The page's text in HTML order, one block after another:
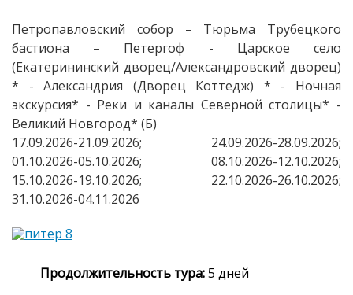
Петропавловский собор – Тюрьма Трубецкого
бастиона – Петергоф - Царское село
(Екатерининский дворец/Александровский дворец)
* - Александрия (Дворец Коттедж) * - Ночная
экскурсия* - Реки и каналы Северной столицы* -
Великий Новгород* (Б)
17.09.2026-21.09.2026; 24.09.2026-28.09.2026;
01.10.2026-05.10.2026; 08.10.2026-12.10.2026;
15.10.2026-19.10.2026; 22.10.2026-26.10.2026;
31.10.2026-04.11.2026
Продолжительность тура:5 дней